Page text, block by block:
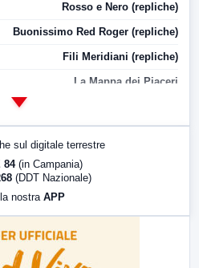
Rosso e Nero (repliche)
Buonissimo Red Roger (repliche)
Fili Meridiani (repliche)
La Mappa dei Piaceri
sul digitale terrestre
84 (in Campania)
(DDT Nazionale)
nostra APP